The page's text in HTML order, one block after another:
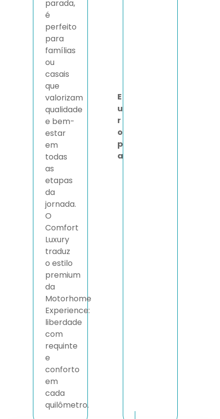
parada,
é
perfeito
para
famílias
ou
casais
que
valorizam
qualidade
e bem-
estar
em
todas
as
etapas
da
jornada.
O
Comfort
Luxury
traduz
o estilo
premium
da
Motorhome
Experience:
liberdade
com
requinte
e
conforto
em
cada
quilômetro.
E
u
r
o
p
a